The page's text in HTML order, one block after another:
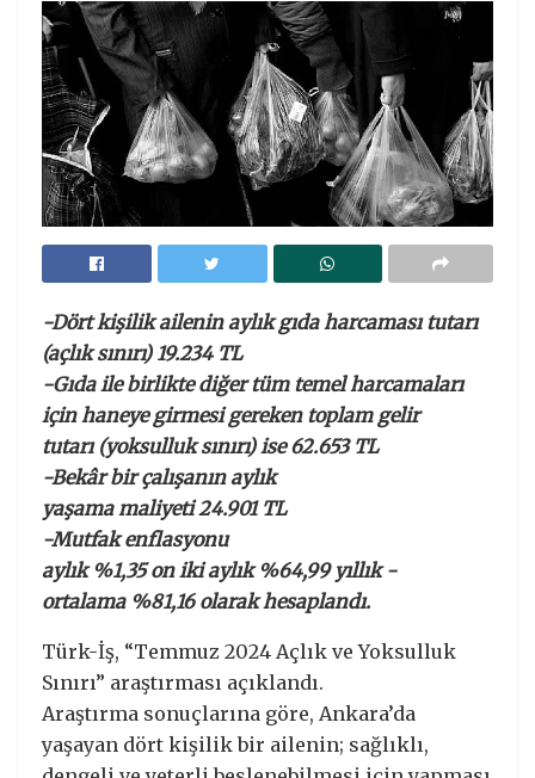
-Dört kişilik ailenin aylık gıda harcaması tutarı
(açlık sınırı) 19.234 TL
-Gıda ile birlikte diğer tüm temel harcamaları
için haneye girmesi gereken toplam gelir
tutarı (yoksulluk sınırı) ise 62.653 TL
-Bekâr bir çalışanın aylık
yaşama maliyeti 24.901 TL
-Mutfak enflasyonu
aylık %1,35 on iki aylık %64,99 yıllık -
ortalama %81,16 olarak hesaplandı.
Türk-İş, “Temmuz 2024 Açlık ve Yoksulluk
Sınırı” araştırması açıklandı.
Araştırma sonuçlarına göre, Ankara’da
yaşayan dört kişilik bir ailenin; sağlıklı,